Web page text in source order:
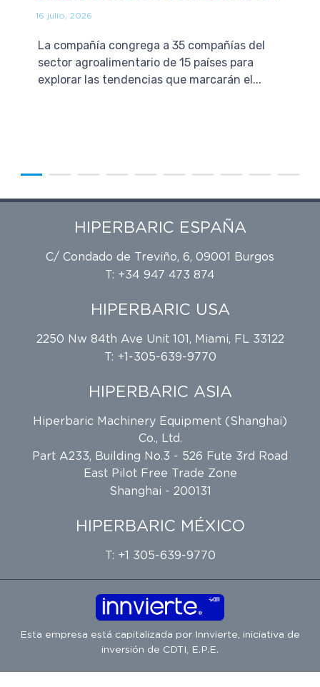
16 julio, 2026
La compañía congrega a 35 compañías del
sector agroalimentario de 15 países para
explorar las tendencias que marcarán el...
HIPERBARIC ESPAÑA
C/ Condado de Treviño, 6, 09001 Burgos
T: +34 947 473 874
HIPERBARIC USA
2250 Nw 84th Ave Unit 101, Miami, FL 33122
T: +1-305-639-9770
HIPERBARIC ASIA
Hiperbaric Machinery Equipment (Shanghai)
Co., Ltd.
Part A233, Building No.3 - 526 Fute 3rd Road
East Pilot Free Trade Zone
Shanghai - 200131
HIPERBARIC MÉXICO
T: +1 305-639-9770
Esta empresa está capitalizada por Innvierte , iniciativa de
inversión de CDTI, E.P.E.